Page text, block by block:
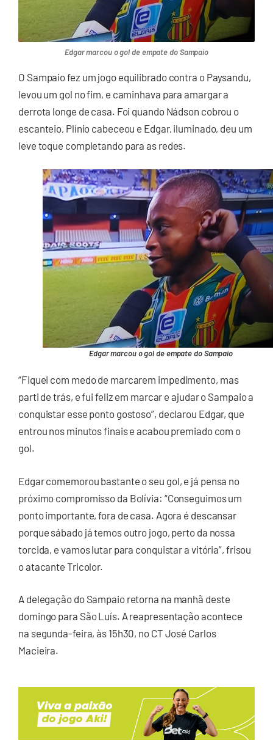
Edgar marcou o gol de empate do Sampaio
O Sampaio fez um jogo equilibrado contra o Paysandu,
levou um gol no fim, e caminhava para amargar a
derrota longe de casa. Foi quando Nádson cobrou o
escanteio, Plínio cabeceou e Edgar, iluminado, deu um
leve toque completando para as redes.
Edgar marcou o gol de empate do Sampaio
“Fiquei com medo de marcarem impedimento, mas
parti de trás, e fui feliz em marcar e ajudar o Sampaio a
conquistar esse ponto gostoso”, declarou Edgar, que
entrou nos minutos finais e acabou premiado com o
gol.
Edgar comemorou bastante o seu gol, e já pensa no
próximo compromisso da Bolívia: “Conseguimos um
ponto importante, fora de casa. Agora é descansar
porque sábado já temos outro jogo, perto da nossa
torcida, e vamos lutar para conquistar a vitória”, frisou
o atacante Tricolor.
A delegação do Sampaio retorna na manhã deste
domingo para São Luís. A reapresentação acontece
na segunda-feira, às 15h30, no CT José Carlos
Macieira.